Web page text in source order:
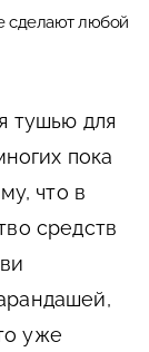
сделают любой
тушью для
пока
что в
средств
уже